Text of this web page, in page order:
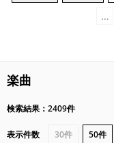
…
楽曲
検索結果：2409件
表示件数 30件 50件